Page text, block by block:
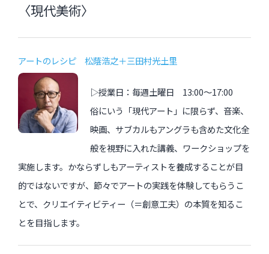
〈現代美術〉
アートのレシピ 松蔭浩之＋三田村光土里
▷授業日：毎週土曜日 13:00〜17:00
俗にいう「現代アート」に限らず、音楽、
映画、サブカルもアングラも含めた文化全
般を視野に入れた講義、ワークショップを
実施します。かならずしもアーティストを養成することが目
的ではないですが、節々でアートの実践を体験してもらうこ
とで、クリエイティビティー（＝創意工夫）の本質を知るこ
とを目指します。